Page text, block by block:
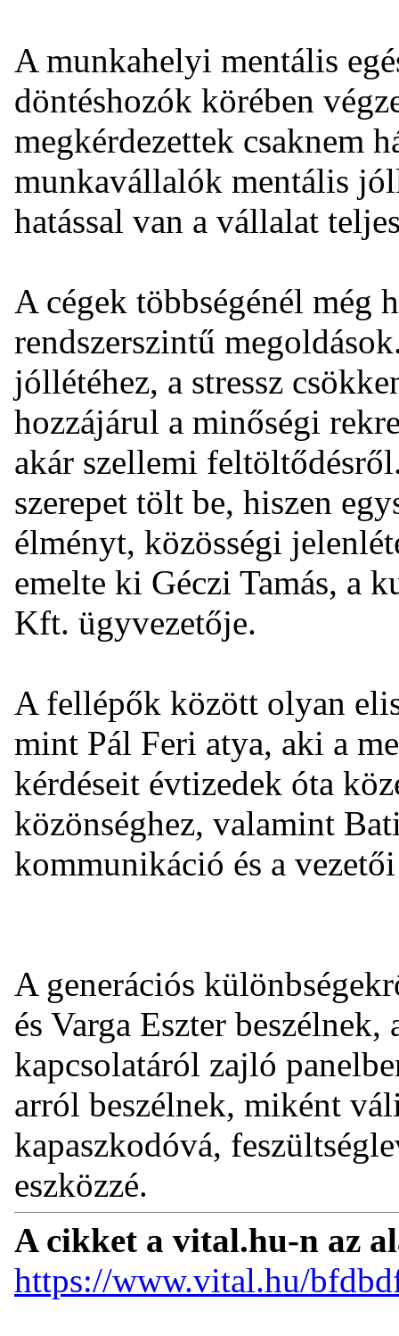
A munkahelyi mentális
döntéshozók körében
megkérdezettek csaknem
munkavállalók mentális
hatással van a vállalat
A cégek többségénél még
rendszerszintű
jóllétéhez, a stressz
hozzájárul a minőségi
akár szellemi
szerepet tölt be, hiszen
élményt, közösségi
emelte ki Géczi Tamás, a
Kft. ügyvezetője.
A fellépők között olyan
mint Pál Feri atya, aki a
kérdéseit évtizedek óta
közönséghez, valamint
kommunikáció és a
A generációs
és Varga Eszter
kapcsolatáról zajló
arról beszélnek, miként
kapaszkodóvá,
eszközzé.
A cikket a vital.hu-n az
https://www.vital.hu/